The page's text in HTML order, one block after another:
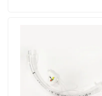
VR প্রদর্শন